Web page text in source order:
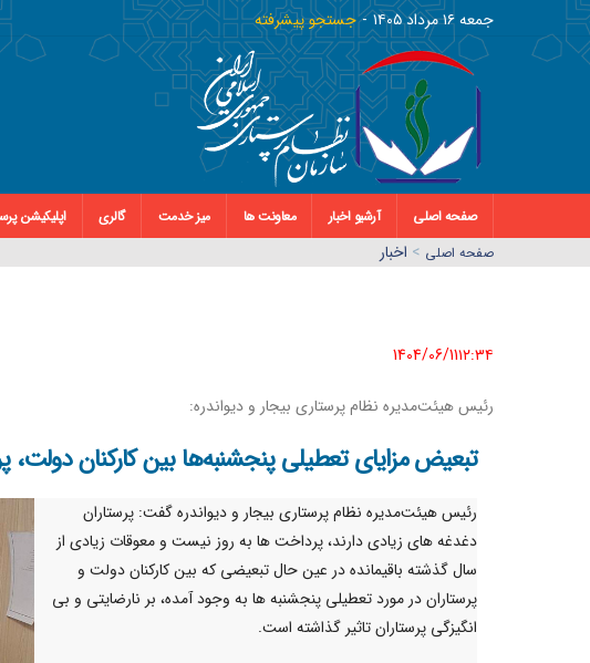
جمعه ١٦ مرداد ١٤٠٥ جستجو پیشرفته
صفحه اصلی آرشیو اخبار معاونت ها میز خدمت گالری اپلیکیشن
صفحه اصلي > اخبار
1404/06/11١٢:٣٤
رئیس‌ هیئت‌مدیره نظام پرستاری بیجار و دیواندره:
تبعیض مزایای تعطیلی پنجشنبه‌ها بین کارکنان دولت،
رئیس‌ هیئت‌مدیره نظام پرستاری بیجار و دیواندره گفت: پرستاران
دغدغه های زیادی دارند، پرداخت ها به روز نیست و معوقات زیادی از
سال گذشته باقیمانده در عین حال تبعیضی که بین کارکنان دولت و
پرستاران در مورد تعطیلی پنجشنبه ها به وجود آمده، بر نارضایتی و بی
انگیزگی پرستاران تاثیر گذاشته است.